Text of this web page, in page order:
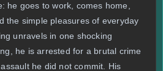
he goes to work, comes home,
the simple pleasures of everyday
unravels in one shocking
he is arrested for a brutal crime
he did not commit. His